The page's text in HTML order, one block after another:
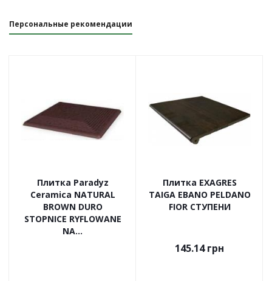
Персональные рекомендации
Плитка Paradyz
Ceramica NATURAL
BROWN DURO
STOPNICE RYFLOWANE
NA...
Плитка EXAGRES
TAIGA EBANO PELDANO
FIOR СТУПЕНИ
145.14грн